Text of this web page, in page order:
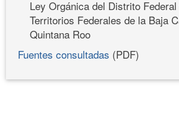
Ley Orgánica del Distrito
Territorios Federales de la Baja
Quintana Roo
Fuentes consultadas (PDF)